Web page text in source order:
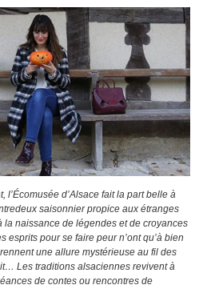
l’Écomusée d’Alsace fait la part belle à
saisonnier propice aux étranges
la naissance de légendes et de croyances
esprits pour se faire peur n’ont qu’à bien
une allure mystérieuse au fil des
Les traditions alsaciennes revivent à
de contes ou rencontres de